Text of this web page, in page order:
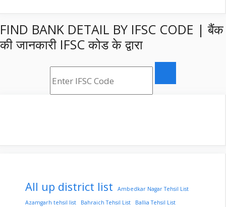
FIND BANK DETAIL BY IFSC CODE | बैंक
की जानकारी IFSC कोड के द्वारा
All up district list
Ambedkar Nagar Tehsil List
Azamgarh tehsil list
Bahraich Tehsil List
Ballia Tehsil List